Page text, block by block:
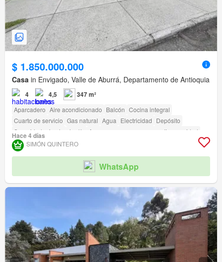
$ 1.850.000.000
Casa in Envigado, Valle de Aburrá, Departamento de Antioquia
4 4,5 347 m²
Aparcadero Aire acondicionado Balcón Cocina integral
Cuarto de servicio Gas natural Agua Electricidad Depósito
Seguridad privada
Jardín Acceso para personas con discapacidad
Hace 4 días
SIMÓN QUINTERO
WhatsApp